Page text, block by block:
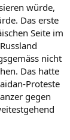
würde,
Das erste
Seite im
nicht
Das hatte
Proteste
gegen